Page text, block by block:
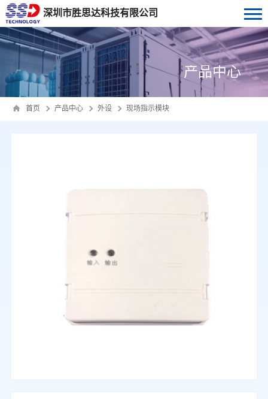
深圳市胜思达科技有限公司
产品中心
首页 产品中心 外设 现场指示模块